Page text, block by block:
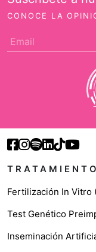
CONOCE LA
Fertilización In Vitro
Test Genético
Inseminación